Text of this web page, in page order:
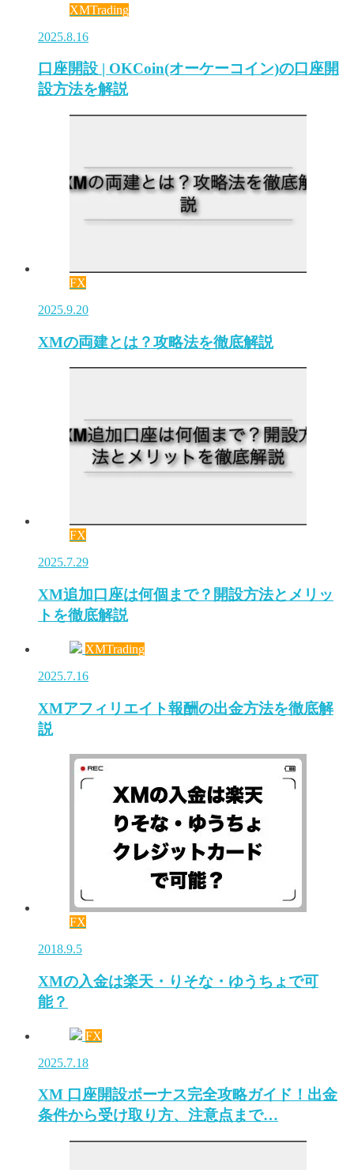
XMTrading
2025.8.16
口座開設 | OKCoin(オーケーコイン)の口座開
設方法を解説
FX
2025.9.20
XMの両建とは？攻略法を徹底解説
FX
2025.7.29
XM追加口座は何個まで？開設方法とメリッ
トを徹底解説
XMTrading
2025.7.16
XMアフィリエイト報酬の出金方法を徹底解
説
FX
2018.9.5
XMの入金は楽天・りそな・ゆうちょで可
能？
FX
2025.7.18
XM 口座開設ボーナス完全攻略ガイド！出金
条件から受け取り方、注意点まで…